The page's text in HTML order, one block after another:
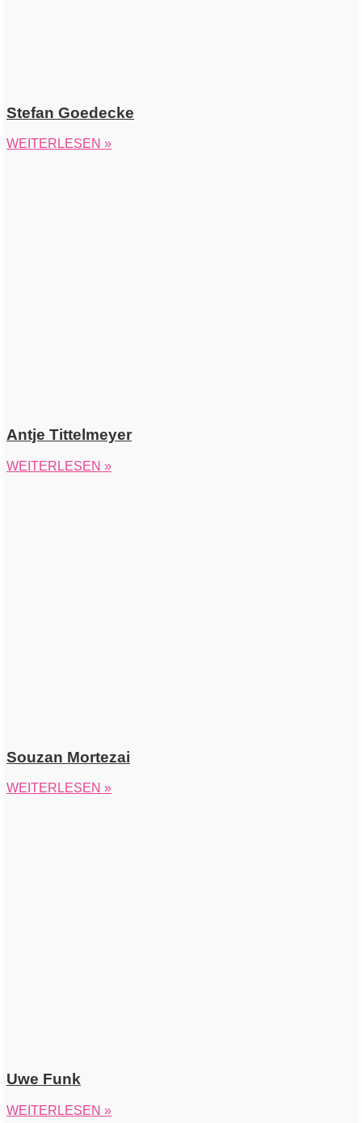
Stefan Goedecke
WEITERLESEN »
Antje Tittelmeyer
WEITERLESEN »
Souzan Mortezai
WEITERLESEN »
Uwe Funk
WEITERLESEN »